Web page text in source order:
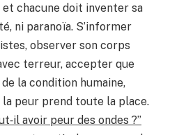
et chacune doit inventer sa
ni paranoïa. S’informer
observer son corps
terreur, accepter que
la condition humaine,
la peur prend toute la place.
avoir peur des ondes ?”